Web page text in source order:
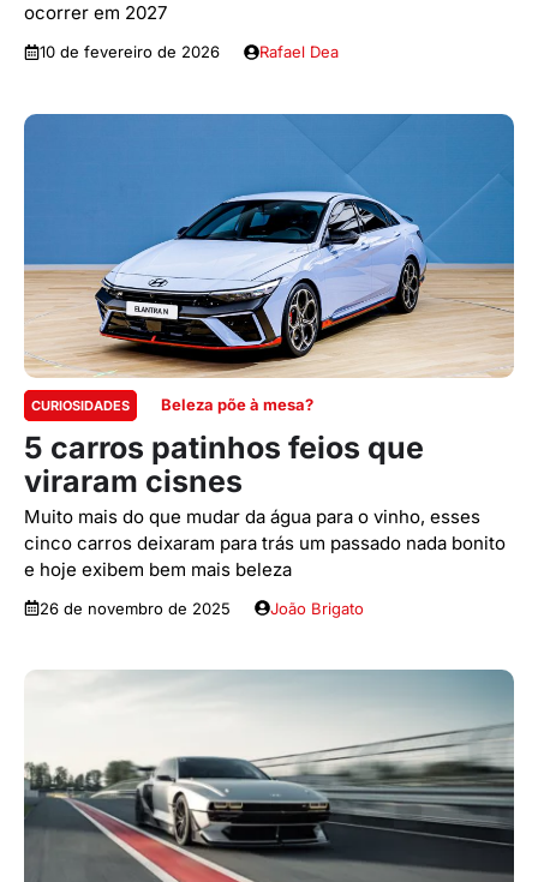
ocorrer em 2027
10 de fevereiro de 2026 Rafael Dea
CURIOSIDADES Beleza põe à mesa?
5 carros patinhos feios que
viraram cisnes
Muito mais do que mudar da água para o vinho, esses
cinco carros deixaram para trás um passado nada bonito
e hoje exibem bem mais beleza
26 de novembro de 2025 João Brigato